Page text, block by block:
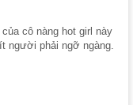
cô nàng hot girl này
người phải ngỡ ngàng.